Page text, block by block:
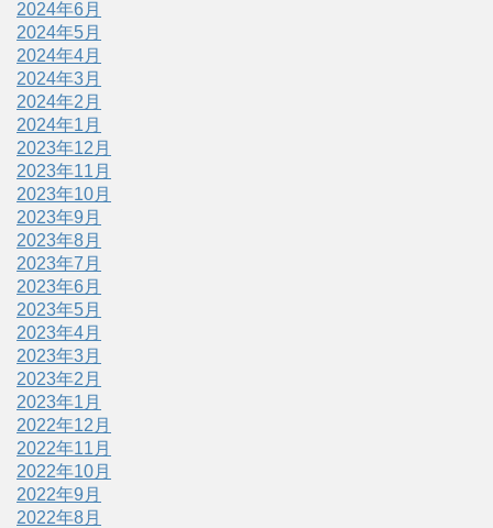
2024年6月
2024年5月
2024年4月
2024年3月
2024年2月
2024年1月
2023年12月
2023年11月
2023年10月
2023年9月
2023年8月
2023年7月
2023年6月
2023年5月
2023年4月
2023年3月
2023年2月
2023年1月
2022年12月
2022年11月
2022年10月
2022年9月
2022年8月